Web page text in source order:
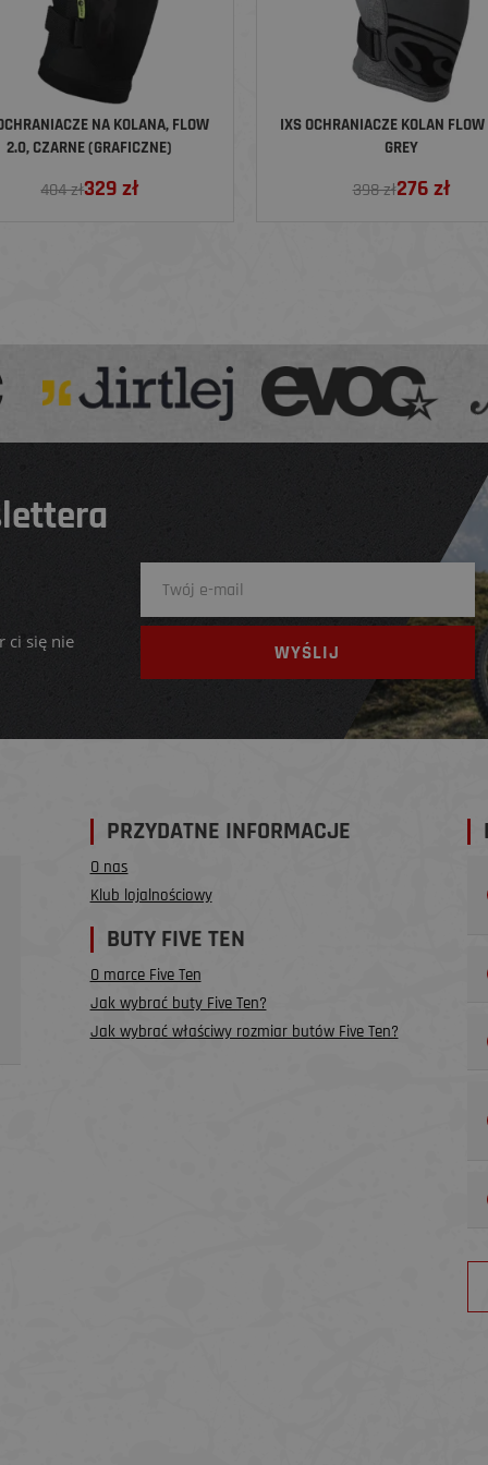
NA KOLANA, FLOW
2.0, CZARNE (GRAFICZNE)
404 zł329zł
IXS OCHRANIACZE KOLAN
GREY
398 zł276zł
ci się nie
PRZYDATNE INFORMACJE
O nas
Klub lojalnościowy
BUTY FIVE TEN
O marce Five Ten
Jak wybrać buty Five Ten?
Jak wybrać właściwy rozmiar butów Five Ten?